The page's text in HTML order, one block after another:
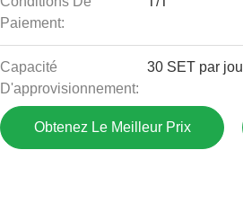
Paiement:
Capacité
D'approvisionnement:
30 SET par
Obtenez Le Meilleur Prix